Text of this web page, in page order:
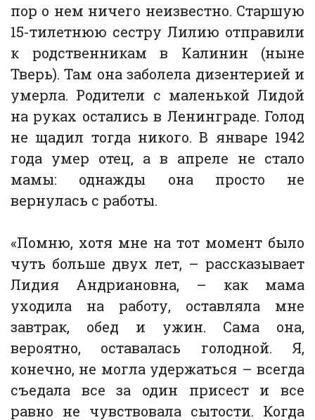
пор о нем ничего неизвестно. Старшую
15-тилетнюю сестру Лилию отправили
к родственникам в Калинин (ныне
Тверь). Там она заболела дизентерией и
умерла. Родители с маленькой Лидой
на руках остались в Ленинграде. Голод
не щадил тогда никого. В январе 1942
года умер отец, а в апреле не стало
мамы: однажды она просто не
вернулась с работы.
«Помню, хотя мне на тот момент было
чуть больше двух лет, – рассказывает
Лидия Андриановна, – как мама
уходила на работу, оставляла мне
завтрак, обед и ужин. Сама она,
вероятно, оставалась голодной. Я,
конечно, не могла удержаться – всегда
съедала все за один присест и все
равно не чувствовала сытости. Когда